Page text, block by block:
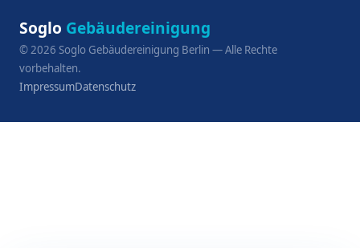
Soglo Gebäudereinigung
©2026 Soglo Gebäudereinigung Berlin — Alle Rechte
vorbehalten.
ImpressumDatenschutz